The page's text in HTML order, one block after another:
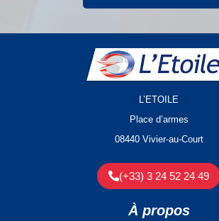
L’ETOILE
Place d’armes
08440 Vivier-au-Court
(+33) 3 24 52 24 49
À propos